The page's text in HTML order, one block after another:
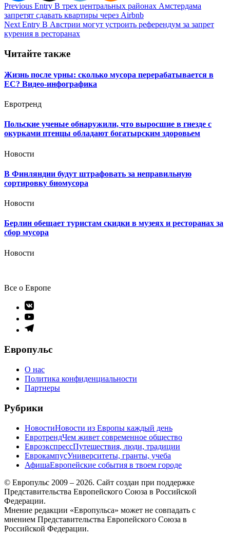
Навигация
по
записям
Previous Entry В трех центральных районах Амстердама
запретят сдавать квартиры через Airbnb
Next Entry В Австрии могут устроить референдум за запрет
курения в ресторанах
Читайте также
Жизнь после урны: сколько мусора перерабатывается в
ЕС? Видео-инфографика
Евротренд
Польские ученые обнаружили, что выросшие в гнезде с
окурками птенцы обладают богатырским здоровьем
Новости
В Финляндии будут штрафовать за неправильную
сортировку биомусора
Новости
Берлин обещает туристам скидки в музеях и ресторанах за
сбор мусора
Новости
Все о Европе
Элемент
меню
Элемент
меню
Элемент
Европульс
О нас
Политика конфиденциальности
Партнеры
Рубрики
НовостиНовости из Европы каждый день
ЕвротрендЧем живет современное общество
ЕвроэкспрессПутешествия, люди, традиции
ЕврокампусУниверситеты, гранты, учеба
АфишаЕвропейские события в твоем городе
© Европульс 2009 – 2026. Сайт создан при поддержке
Представительства Европейского Союза в Российской
Федерации.
Мнение редакции «Европульса» может не совпадать с
мнением Представительства Европейского Союза в
Российской Федерации.